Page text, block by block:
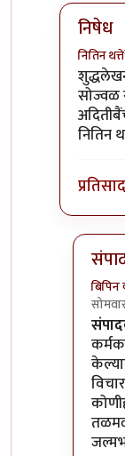
निषेध
नितिन थत्ते
In
सोज्वळ
नितिन
बिपिन
In